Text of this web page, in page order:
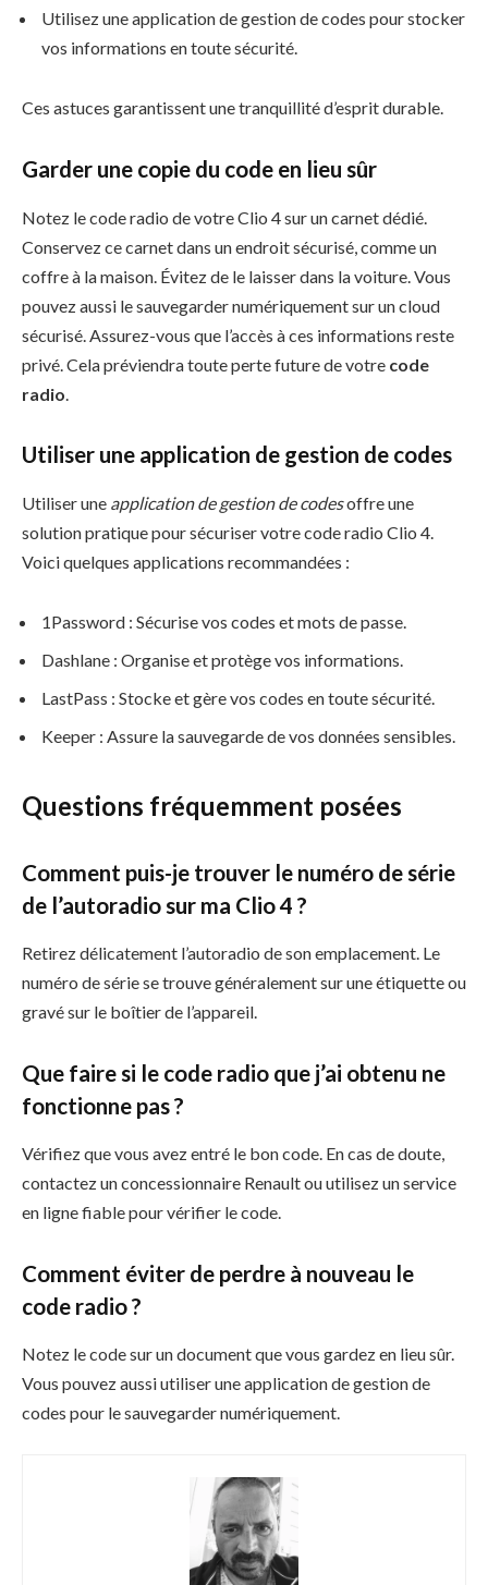
Utilisez une application de gestion de codes pour stocker
vos informations en toute sécurité.
Ces astuces garantissent une tranquillité d’esprit durable.
Garder une copie du code en lieu sûr
Notez le code radio de votre Clio 4 sur un carnet dédié.
Conservez ce carnet dans un endroit sécurisé, comme un
coffre à la maison. Évitez de le laisser dans la voiture. Vous
pouvez aussi le sauvegarder numériquement sur un cloud
sécurisé. Assurez-vous que l’accès à ces informations reste
privé. Cela préviendra toute perte future de votre code
radio
Utiliser une application de gestion de codes
Utiliser une application de gestion de codesoffre une
solution pratique pour sécuriser votre code radio Clio 4.
Voici quelques applications recommandées :
1Password : Sécurise vos codes et mots de passe.
Dashlane : Organise et protège vos informations.
LastPass : Stocke et gère vos codes en toute sécurité.
Keeper : Assure la sauvegarde de vos données sensibles.
Questions fréquemment posées
Comment puis-je trouver le numéro de série
de l’autoradio sur ma Clio 4 ?
Retirez délicatement l’autoradio de son emplacement. Le
numéro de série se trouve généralement sur une étiquette ou
gravé sur le boîtier de l’appareil.
Que faire si le code radio que j’ai obtenu ne
fonctionne pas ?
Vérifiez que vous avez entré le bon code. En cas de doute,
contactez un concessionnaire Renault ou utilisez un service
en ligne fiable pour vérifier le code.
Comment éviter de perdre à nouveau le
code radio ?
Notez le code sur un document que vous gardez en lieu sûr.
Vous pouvez aussi utiliser une application de gestion de
codes pour le sauvegarder numériquement.